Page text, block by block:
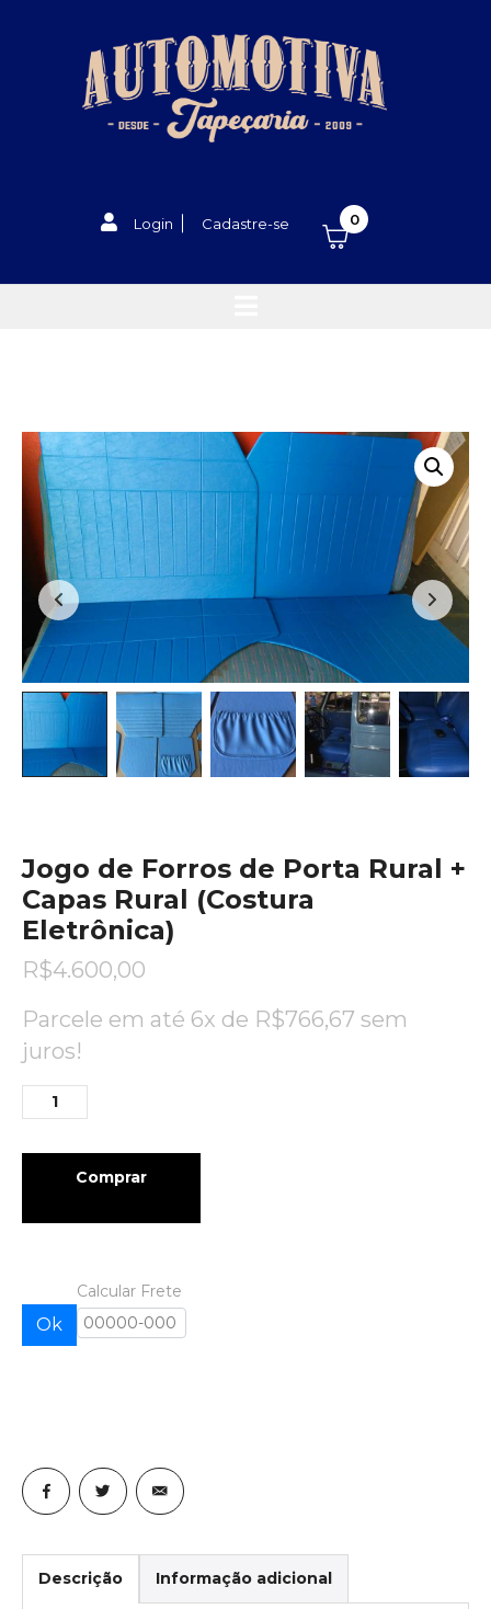
Login Cadastre-se 0
Jogo de Forros de Porta Rural +
Capas Rural (Costura
Eletrônica)
R$4.600,00
Parcele em até 6x de R$766,67 sem
juros!
Comprar
Calcular Frete
Ok
Descrição Informação adicional